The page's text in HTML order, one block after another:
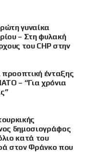
γυναίκα
– Στη φυλακή
του CHP στην
προοπτική ένταξης
– “Για χρόνια
δημοσιογράφος
κατά του
στον Φράνκο που